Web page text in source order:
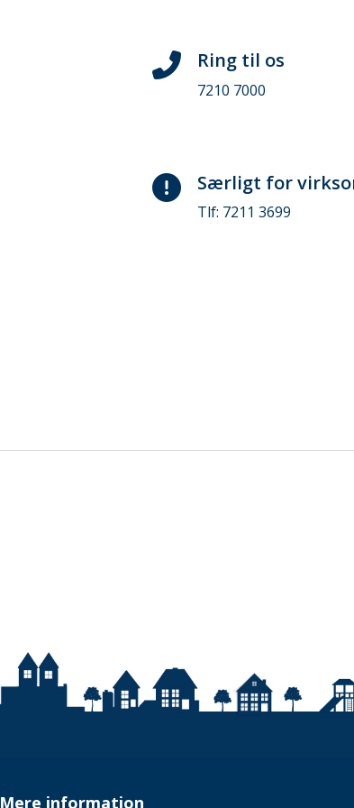
Ring til os
7210 7000
Særligt for
Tlf: 7211 3699
Mere information